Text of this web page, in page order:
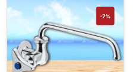
2.521.000 ₫.
-7%